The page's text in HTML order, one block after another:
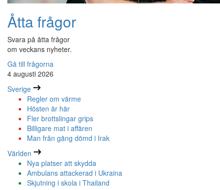
Åtta frågor
Svara på åtta frågor
om veckans nyheter.
Gå till frågorna
4 augusti 2026
Sverige
Regler om värme
Hösten är här
Fler brottslingar grips
Billigare mat i affären
Man från gäng dömd i Irak
Världen
Nya platser att skydda
Ambulans attackerad i Ukraina
Skjutning i skola i Thailand